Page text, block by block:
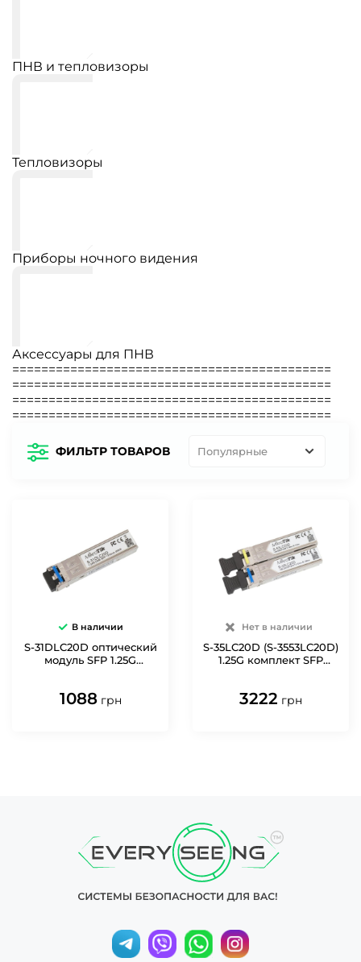
ПНВ и тепловизоры
Тепловизоры
Приборы ночного видения
Аксессуары для ПНВ
============================================
============================================
============================================
============================================
ФИЛЬТР ТОВАРОВ Популярные
В наличии
S-31DLC20D оптический
модуль SFP 1.25G
1088 грн
Нет в наличии
S-35LC20D (S-3553LC20D)
1.25G комплект SFP
3222 грн